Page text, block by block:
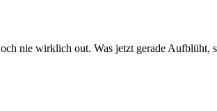
nie wirklich out. Was jetzt gerade